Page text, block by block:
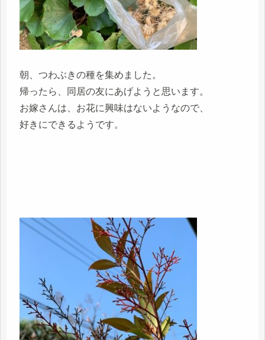
朝、つわぶきの種を集めました。
帰ったら、同居の友にあげようと思います。
お嫁さんは、お花に興味はないようなので、
好きにできるようです。